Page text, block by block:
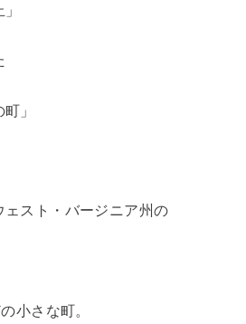
」
スト・バージニア州の
小さな町。